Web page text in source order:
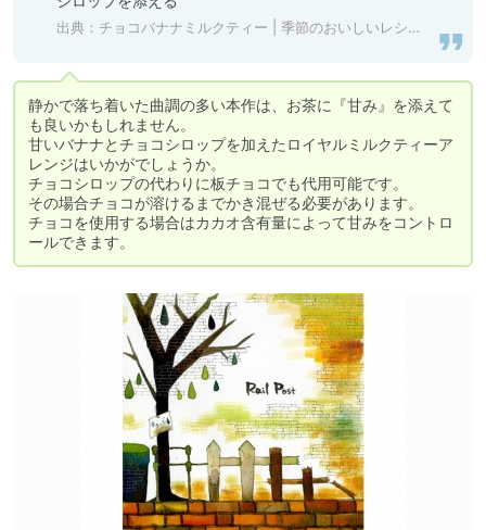
出典： チョコバナナミルクティー | 季節のおいしいレシピ | 日本紅茶協会
静かで落ち着いた曲調の多い本作は、お茶に『甘み』を添えて
も良いかもしれません。
甘いバナナとチョコシロップを加えたロイヤルミルクティーア
レンジはいかがでしょうか。
チョコシロップの代わりに板チョコでも代用可能です。
その場合チョコが溶けるまでかき混ぜる必要があります。
チョコを使用する場合はカカオ含有量によって甘みをコントロ
ールできます。